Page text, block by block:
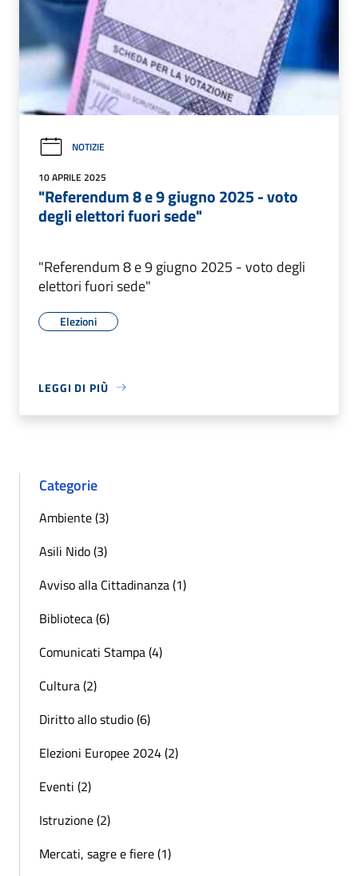
NOTIZIE
10 APRILE 2025
"Referendum 8 e 9 giugno 2025 - voto
degli elettori fuori sede"
"Referendum 8 e 9 giugno 2025 - voto degli
elettori fuori sede"
Elezioni
LEGGI DI PIÙ
Categorie
Ambiente (3)
Asili Nido (3)
Avviso alla Cittadinanza (1)
Biblioteca (6)
Comunicati Stampa (4)
Cultura (2)
Diritto allo studio (6)
Elezioni Europee 2024 (2)
Eventi (2)
Istruzione (2)
Mercati, sagre e fiere (1)